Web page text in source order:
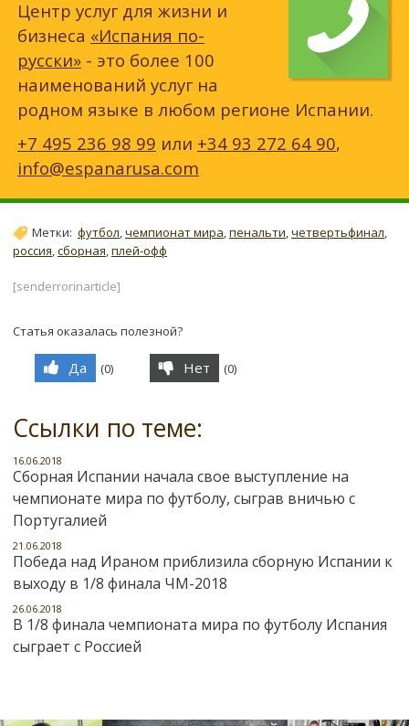
Центр услуг для жизни и
бизнеса «Испания по-
русски» - это более 100
наименований услуг на
родном языке в любом регионе Испании.
+7 495 236 98 99 или +34 93 272 64 90,
info@espanarusa.com
Метки: футбол,чемпионат мира,пенальти,четвертьфинал,
россия,сборная,плей-офф
[senderrorinarticle]
Статья оказалась полезной?
Да (0) Нет (0)
Ссылки по теме:
16.06.2018
Сборная Испании начала свое выступление на
чемпионате мира по футболу, сыграв вничью с
Португалией
21.06.2018
Победа над Ираном приблизила сборную Испании к
выходу в 1/8 финала ЧМ-2018
26.06.2018
В 1/8 финала чемпионата мира по футболу Испания
сыграет с Россией